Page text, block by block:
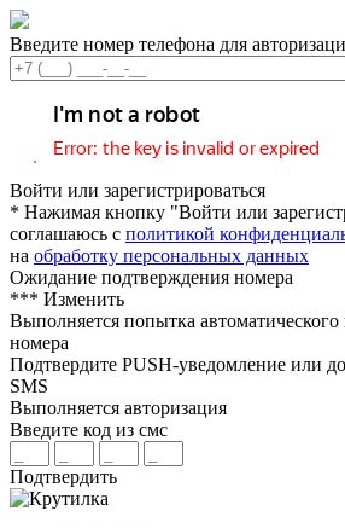
Введите номер телефона для
Войти или зарегистрироваться
* Нажимая кнопку "Войти или
соглашаюсь с политикой
на обработку персональных данных
Ожидание подтверждения номера
*** Изменить
Выполняется попытка
номера
Подтвердите PUSH-уведомление или
SMS
Выполняется авторизация
Введите код из смс
Подтвердить